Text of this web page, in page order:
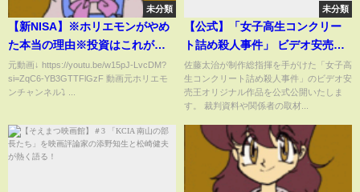
未分類
【新NISA】※ホリエモンがやめ
た本当の理由※投資はこれが正
解です【堀江貴文切り抜き】
元動画↓ https://youtu.be/w15pJ-LvcDM?
si=ZqC6-YB3GTTFlGzF 動画元ホリエモ
ンチャンネル⤵︎ ...
未分類
【公式】「女子高生コンクリー
ト詰め殺人事件」 ビデオ安売王
オリジナル作品
佐藤太治が制作総指揮を手がけた「女子高
生コンクリート詰め殺人事件」のビデオ安
売王オリジナル作品を公式公開いたしま
す。 裁判資料や関係者の取材...